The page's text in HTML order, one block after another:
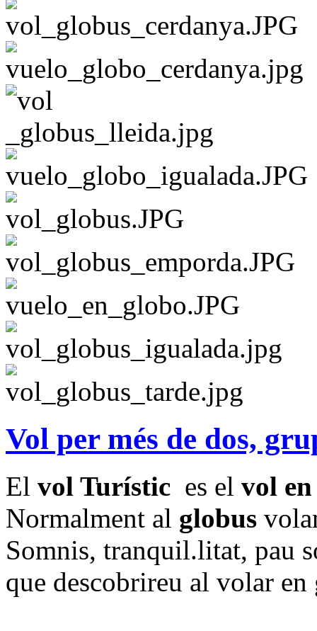
Vol per més de dos,
El vol Turístic es el vol
Normalment al globus
Somnis, tranquil.litat, pau
que descobrireu al volar en